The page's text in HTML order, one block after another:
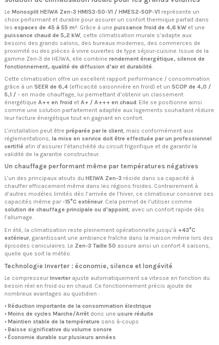
Le Monosplit HEIWA Zen-3 HMIS3-50-V1 / HMES2-50P-V1 représente un
choix performant et durable pour assurer un confort thermique parfait dans
les espaces de 45 à 55 m² . Grâce à une puissance froid de 4,6 kW et une
puissance chaud de 5,2 kW , cette climatisation murale s’adapte aux
besoins des grands salons, des bureaux modernes, des commerces de
proximité ou des pièces à vivre ouvertes de type séjour-cuisine. Issue de la
gamme Zen-3 de HEIWA, elle combine rendement énergétique, silence de
fonctionnement, qualité de diffusion d’air et durabilité
Cette climatisation offre un excellent rapport performance / consommation
grâce à un SEER de 6,4 (efficacité saisonnière en froid) et un SCOP de 4,0 /
5,1 / - en mode chauffage, lui permettant d’obtenir un classement
énergétique A++ en froid et A+ / A+++ en chaud. Elle se positionne ainsi
comme une solution parfaitement adaptée aux logements souhaitant réduire
leur facture énergétique tout en gagnant en confort.
L’installation peut être préparée par le client , mais conformément aux
réglementations, la mise en service doit être effectuée par un professionnel
certifié afin d’assurer l’étanchéité du circuit frigorifique et de garantir la
validité de la garantie constructeur.
Un chauffage performant même par températures négatives
L’un des principaux atouts du HEIWA Zen-3 réside dans sa capacité à
chauffer efficacement même dans les régions froides. Contrairement à
d’autres modèles limités dès l’arrivée de l’hiver, ce climatiseur conserve ses
capacités même par -15°C extérieur. Cela permet de l’utiliser comme
solution de chauffage principale ou d’appoint, avec un confort rapide dès
l’allumage.
En été, la climatisation reste pleinement opérationnelle jusqu’à +43°C
extérieur, garantissant une ambiance fraîche dans la maison même lors des
épisodes caniculaires. Le Zen-3 Taille 50 assure ainsi un confort 4 saisons,
quelle que soit la météo.
Technologie Inverter : économie, silence et longévité
Le compresseur Inverterajuste automatiquement sa vitesse en fonction du
besoin réel en froid ou en chaud. Ce fonctionnement précis ajoute de
nombreux avantages au quotidien :
• Réduction importante de la consommation électrique
• Moins de cycles Marche/Arrêt donc une usure réduite
• Maintien stable de la température sans à-coups
• Baisse significative du volume sonore
• Économie durable sur plusieurs années